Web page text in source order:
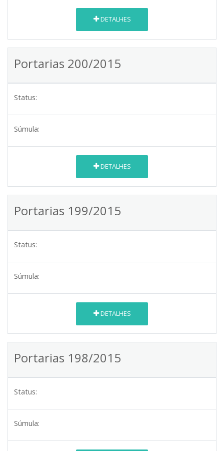
DETALHES
Portarias 200/2015
Status:
Súmula:
DETALHES
Portarias 199/2015
Status:
Súmula:
DETALHES
Portarias 198/2015
Status:
Súmula: